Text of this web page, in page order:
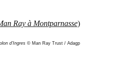
Ray à Montparnasse)
d’Ingres © Man Ray Trust / Adagp